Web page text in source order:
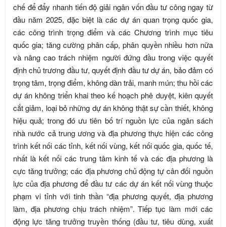
chế để đẩy nhanh tiến độ giải ngân vốn đầu tư công ngay từ
đầu năm 2025, đặc biệt là các dự án quan trọng quốc gia,
các công trình trọng điểm và các Chương trình mục tiêu
quốc gia; tăng cường phân cấp, phân quyền nhiều hơn nữa
và nâng cao trách nhiệm người đứng đầu trong việc quyết
định chủ trương đầu tư, quyết định đầu tư dự án, bảo đảm có
trọng tâm, trọng điểm, không dàn trải, manh mún; thu hồi các
dự án không triển khai theo kế hoạch phê duyệt, kiên quyết
cắt giảm, loại bỏ những dự án không thật sự cần thiết, không
hiệu quả; trong đó ưu tiên bố trí nguồn lực của ngân sách
nhà nước cả trung ương và địa phương thực hiện các công
trình kết nối các tỉnh, kết nối vùng, kết nối quốc gia, quốc tế,
nhất là kết nối các trung tâm kinh tế và các địa phương là
cực tăng trưởng; các địa phương chủ động tự cân đối nguồn
lực của địa phương để đầu tư các dự án kết nối vùng thuộc
phạm vi tỉnh với tinh thần “địa phương quyết, địa phương
làm, địa phương chịu trách nhiệm”. Tiếp tục làm mới các
động lực tăng trưởng truyền thống (đầu tư, tiêu dùng, xuất